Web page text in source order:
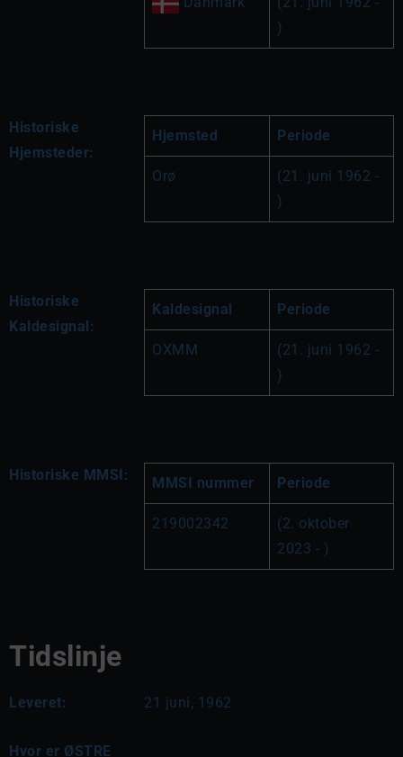
)
Historiske
Hjemsteder:
Hjemsted Periode
Orø
(21. juni 1962 -
)
Historiske
Kaldesignal:
Kaldesignal Periode
OXMM
(21. juni 1962 -
)
Historiske MMSI: MMSI nummer Periode
219002342
(2. oktober
2023 - )
Tidslinje
Leveret: 21 juni, 1962
Hvor er ØSTRE